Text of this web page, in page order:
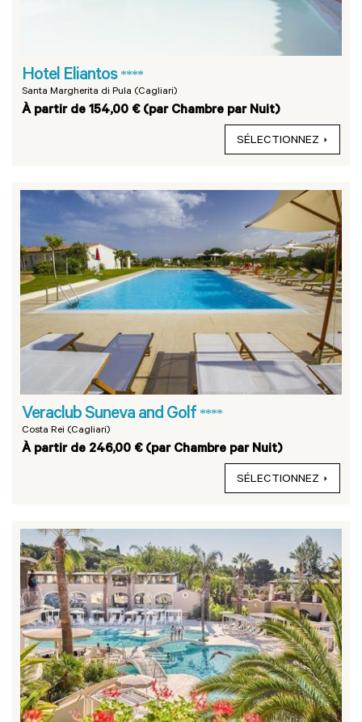
Hotel Eliantos ****
Santa Margherita di Pula (Cagliari)
À partir de 154,00 € (par Chambre par Nuit)
SÉLECTIONNEZ
Veraclub Suneva and Golf ****
Costa Rei (Cagliari)
À partir de 246,00 € (par Chambre par Nuit)
SÉLECTIONNEZ